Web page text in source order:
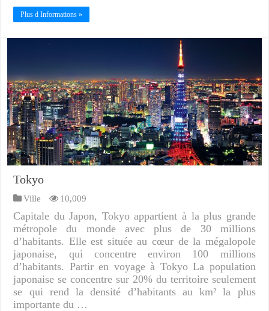
Plus d Informations »
Tokyo
Ville 10,009
Capitale du Japon, Tokyo appartient à la plus grande
métropole du monde avec plus de 30 millions
d’habitants. Elle est située au cœur de la mégalopole
japonaise, qui concentre environ 100 millions
d’habitants. Partir en voyage à Tokyo La population
japonaise se concentre sur 20% du territoire seulement
se qui rend la densité d’habitants au km² la plus
importante du …